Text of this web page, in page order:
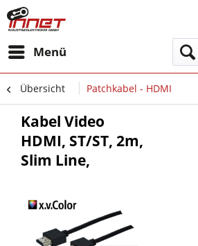
Menü
Übersicht Patchkabel - HDMI
Kabel Video
HDMI, ST/ST, 2m,
Slim Line,